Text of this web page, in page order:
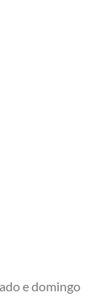
e domingo